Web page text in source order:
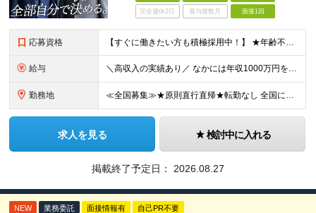
完全週休2日 賞与複数月 面接1回
応募資格 【すぐに働きたい方も積極採用中！】 ★年齢不問…40代50代を中心に幅広い年齢層の方が活躍中です ★金融・保険業界の知識がある方 ★学歴不問 ≪異業種出身の未経験者も活躍しています≫ 調査員の半数以
給与 ＼高収入の実績あり／ なかには年収1000万円を超える方もいらっしゃいます！ 【完全出来高報酬制】 ★仕事に慣れるまで収入をサポート 1か月目：報酬が通常の2倍 2か月目：報酬が通常の1.5倍 ※災
勤務地 ≪全国募集≫★原則直行直帰★転勤なし 全国に55の拠点を展開していますので、現在お住いの地域で働けます。また、原則直行直帰で調査を行い、レポート作成はご自宅にて行うことができるため、自分のペースで働け
求人を見る 検討中に入れる
掲載終了予定日： 2026.08.27
NEW 業務委託 面接情報有 自己PR不要